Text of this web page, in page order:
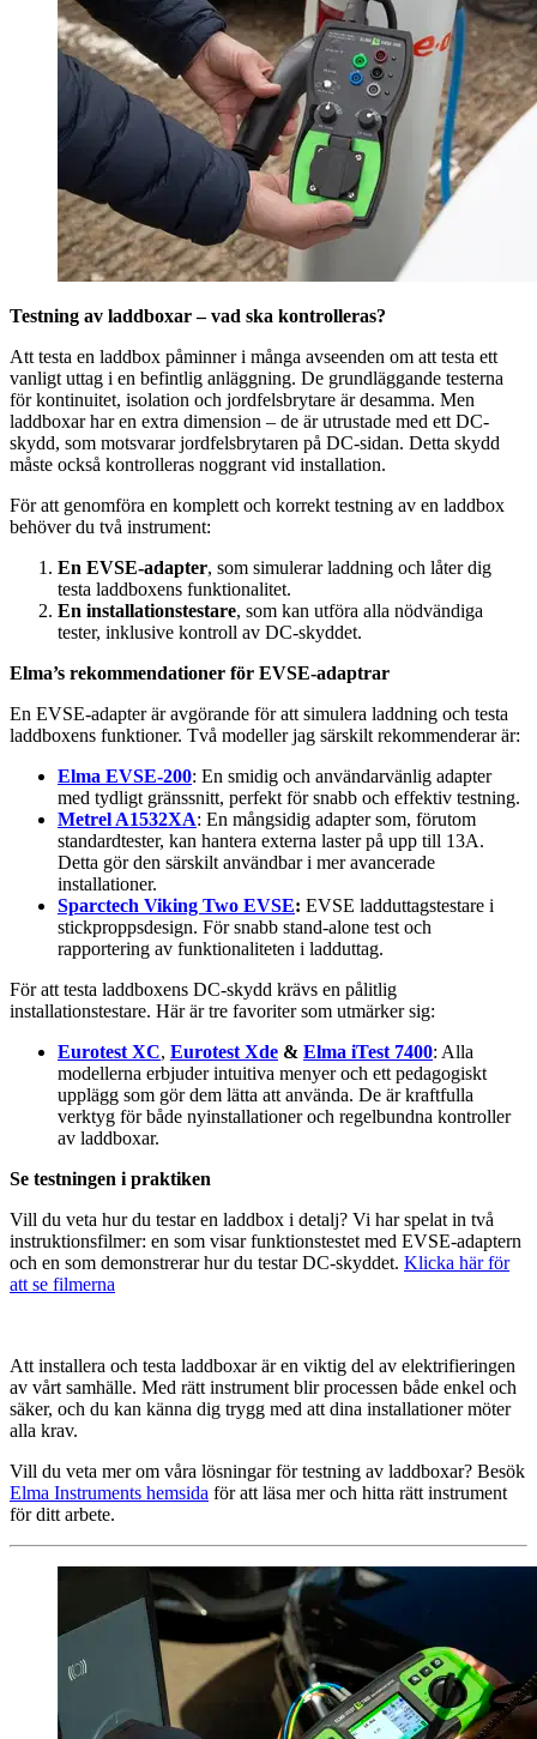
Testning av laddboxar – vad ska kontrolleras?
Att testa en laddbox påminner i många avseenden om att testa ett
vanligt uttag i en befintlig anläggning. De grundläggande testerna
för kontinuitet, isolation och jordfelsbrytare är desamma. Men
laddboxar har en extra dimension – de är utrustade med ett DC-
skydd, som motsvarar jordfelsbrytaren på DC-sidan. Detta skydd
måste också kontrolleras noggrant vid installation.
För att genomföra en komplett och korrekt testning av en laddbox
behöver du två instrument:
En EVSE-adapter, som simulerar laddning och låter dig
testa laddboxens funktionalitet.
En installationstestare, som kan utföra alla nödvändiga
tester, inklusive kontroll av DC-skyddet.
Elma’s rekommendationer för EVSE-adaptrar
En EVSE-adapter är avgörande för att simulera laddning och testa
laddboxens funktioner. Två modeller jag särskilt rekommenderar är:
Elma EVSE-200: En smidig och användarvänlig adapter
med tydligt gränssnitt, perfekt för snabb och effektiv testning.
Metrel A1532XA: En mångsidig adapter som, förutom
standardtester, kan hantera externa laster på upp till 13A.
Detta gör den särskilt användbar i mer avancerade
installationer.
Sparctech Viking Two EVSE: EVSE ladduttagstestare i
stickproppsdesign. För snabb stand-alone test och
rapportering av funktionaliteten i ladduttag.
För att testa laddboxens DC-skydd krävs en pålitlig
installationstestare. Här är tre favoriter som utmärker sig:
Eurotest XC, Eurotest Xde & Elma iTest 7400: Alla
modellerna erbjuder intuitiva menyer och ett pedagogiskt
upplägg som gör dem lätta att använda. De är kraftfulla
verktyg för både nyinstallationer och regelbundna kontroller
av laddboxar.
Se testningen i praktiken
Vill du veta hur du testar en laddbox i detalj? Vi har spelat in två
instruktionsfilmer: en som visar funktionstestet med EVSE-adaptern
och en som demonstrerar hur du testar DC-skyddet. Klicka här för
att se filmerna
Att installera och testa laddboxar är en viktig del av elektrifieringen
av vårt samhälle. Med rätt instrument blir processen både enkel och
säker, och du kan känna dig trygg med att dina installationer möter
alla krav.
Vill du veta mer om våra lösningar för testning av laddboxar? Besök
Elma Instruments hemsida för att läsa mer och hitta rätt instrument
för ditt arbete.